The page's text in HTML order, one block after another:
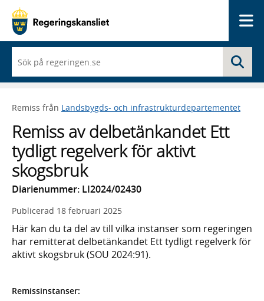
du
börjar
skriva
framträder
lista
med
sökförslag
Remiss från Landsbygds- och infrastrukturdepartementet
Remiss av delbetänkandet Ett
tydligt regelverk för aktivt
skogsbruk
Diarienummer: LI2024/02430
Publicerad 18 februari 2025
Här kan du ta del av till vilka instanser som regeringen
har remitterat delbetänkandet Ett tydligt regelverk för
aktivt skogsbruk (SOU 2024:91).
Remissinstanser: